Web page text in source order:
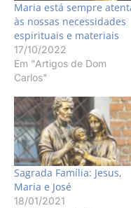
Maria está sempre
às nossas necessidades
espirituais e materiais
17/10/2022
Em "Artigos de Dom
Carlos"
Sagrada Família: Jesus,
Maria e José
18/01/2021